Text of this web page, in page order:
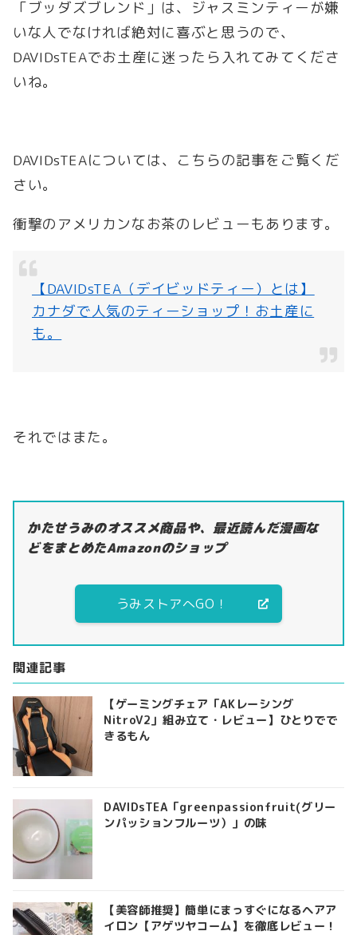
「ブッダズブレンド」は、ジャスミンティーが嫌
いな人でなければ絶対に喜ぶと思うので、
DAVIDsTEAでお土産に迷ったら入れてみてくださ
いね。
DAVIDsTEAについては、こちらの記事をご覧くだ
さい。
衝撃のアメリカンなお茶のレビューもあります。
【DAVIDsTEA（デイビッドティー）とは】
カナダで人気のティーショップ！お土産に
も。
それではまた。
かたせうみのオススメ商品や、最近読んだ漫画な
どをまとめたAmazonのショップ
うみストアへGO！
関連記事
【ゲーミングチェア「AKレーシング
NitroV2」組み立て・レビュー】ひとりでで
きるもん
DAVIDsTEA「greenpassionfruit(グリー
ンパッションフルーツ）」の味
【美容師推奨】簡単にまっすぐになるヘアア
イロン【アゲツヤコーム】を徹底レビュー！